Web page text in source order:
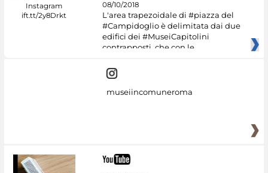
08/10/2018
L'area trapezoidale di #piazza del
#Campidoglio è delimitata dai due
edifici dei #MuseiCapitolini
contrapposti, che con le
museiincomuneroma